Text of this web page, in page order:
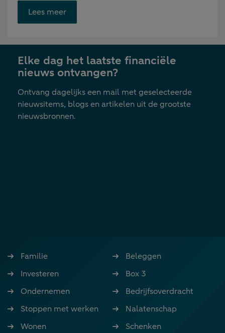
Lees meerOpent
link
nieuwe
tab
Elke dag het laatste financiële
nieuws ontvangen?
Ontvang dagelijks een mail met geselecteerde
nieuwsitems, blogs en artikelen uit de grootste
nieuwsbronnen.
Familie
Investeren
Ondernemen
Stoppen met werken
Wonen
Beleggen
Box 3
Bedrijfsoverdracht
Nalatenschap
Schenken